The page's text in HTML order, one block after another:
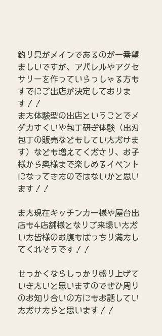
釣り具がメインであるのが一番望
ましいですが、アパレルやアクセ
サリーを作っていらっしゃる方も
すでにご出店が決定しておりま
す！！
また体験型の出店ということでメ
ダカすくいや包丁研ぎ体験（出刃
包丁の販売などもしていただけま
す）なども増えてくださり、お子
様から奥様まで楽しめるイベント
になってきたのではないかと思い
ます！！
また現在キッチンカー様や屋台出
店も4店舗様となりご来場いただ
いた皆様のお腹もばっちり満たし
てくれそうです！！
せっかくならしっかり盛り上げて
いきたいと思いますのでぜひ周り
のお知り合いの方にもお話してい
ただけたらと思います！！